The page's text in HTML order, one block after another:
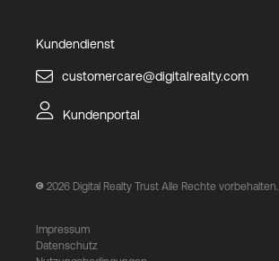
Kundendienst
customercare@digitalrealty.com
Kundenportal
2026 Digital Realty Trust Alle Rechte vorbehalten.
Impressum
Datenschutz